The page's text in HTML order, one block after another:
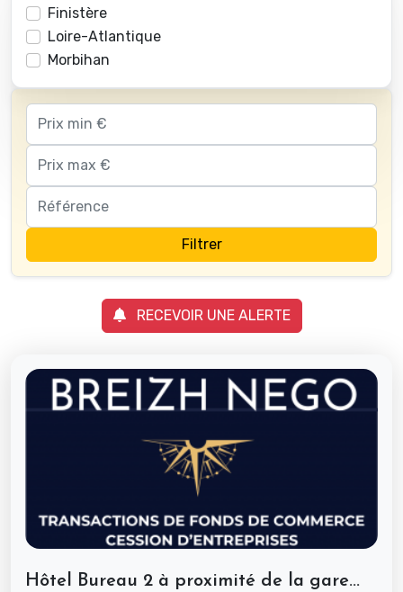
Finistère
Loire-Atlantique
Morbihan
Filtrer
RECEVOIR UNE ALERTE
Hôtel Bureau 2 à proximité de la gare...